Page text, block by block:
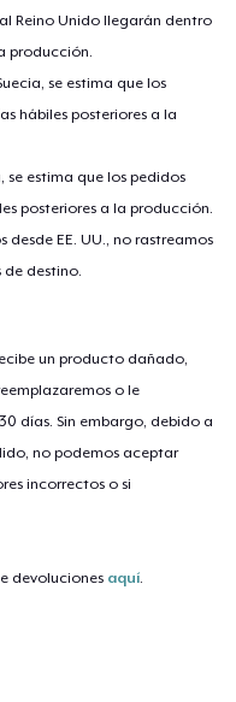
Reino Unido llegarán dentro
producción.
se estima que los
hábiles posteriores a la
se estima que los pedidos
posteriores a la producción.
EE. UU., no rastreamos
de destino.
un producto dañado,
o le
días. Sin embargo, debido a
no podemos aceptar
incorrectos o si
devoluciones aquí.